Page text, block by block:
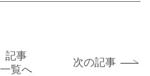
記事
一覧へ
次の記事